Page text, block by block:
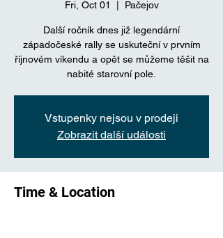
Fri, Oct 01 Pačejov
Další ročník dnes již legendární
západočeské rally se uskuteční v prvním
říjnovém víkendu a opět se můžeme těšit na
nabité starovní pole.
Vstupenky nejsou v prodeji
Zobrazit další události
Time & Location